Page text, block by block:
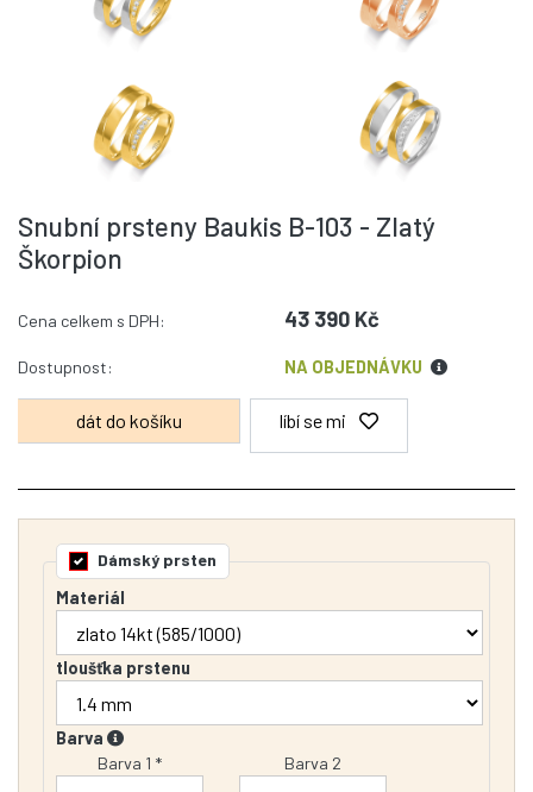
Snubní prsteny Baukis B-103 - Zlatý
Škorpion
Cena celkem s DPH: 43 390 Kč
Dostupnost: NA OBJEDNÁVKU
líbí se mi
Dámský prsten
Materiál
tloušťka prstenu
Barva
Barva 1 *
Barva 2